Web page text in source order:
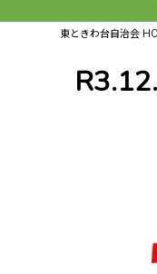
東ときわ台自治会